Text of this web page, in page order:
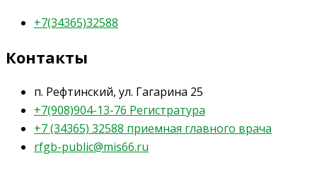
+7(34365)32588
Контакты
п. Рефтинский, ул. Гагарина 25
+7(908)904-13-76 Регистратура
+7 (34365) 32588 приемная главного врача
rfgb-public@mis66.ru